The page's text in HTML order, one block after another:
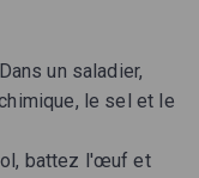
un saladier,
le sel et le
battez l'œuf et